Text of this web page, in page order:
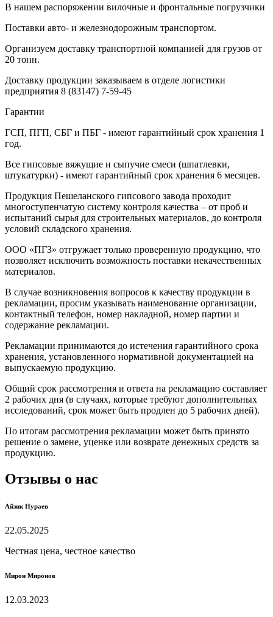
В нашем распоряжении вилочные и фронтальные погрузчики
Поставки авто- и железнодорожным транспортом.
Организуем доставку транспортной компанией для грузов от
20 тонн.
Доставку продукции заказываем в отделе логистики
предприятия 8 (83147) 7-59-45
Гарантии
ГСП, ПГП, СБГ и ПБГ - имеют гарантийный срок хранения 1
год.
Все гипсовые вяжущие и сыпучие смеси (шпатлевки,
штукатурки) - имеют гарантийный срок хранения 6 месяцев.
Продукция Пешеланского гипсового завода проходит
многоступенчатую систему контроля качества – от проб и
испытаний сырья для строительных материалов, до контроля
условий складского хранения.
ООО «ПГЗ» отгружает только проверенную продукцию, что
позволяет исключить возможность поставки некачественных
материалов.
В случае возникновения вопросов к качеству продукции в
рекламации, просим указывать наименование организации,
контактный телефон, номер накладной, номер партии и
содержание рекламации.
Рекламации принимаются до истечения гарантийного срока
хранения, установленного нормативной документацией на
выпускаемую продукцию.
Общий срок рассмотрения и ответа на рекламацию составляет
2 рабочих дня (в случаях, которые требуют дополнительных
исследований, срок может быть продлен до 5 рабочих дней).
По итогам рассмотрения рекламации может быть принято
решение о замене, уценке или возврате денежных средств за
продукцию.
Отзывы о нас
Айзик Нураев
22.05.2025
Честная цена, честное качество
Мирон Миронов
12.03.2023